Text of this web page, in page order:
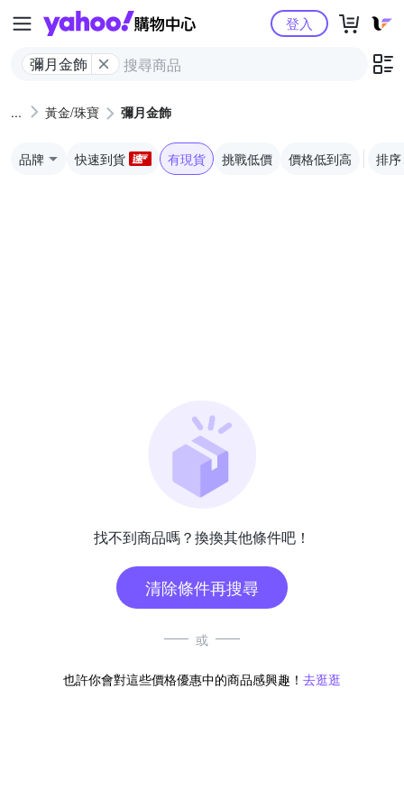
Yahoo購物中心
彌月金飾
登入
黃金/珠寶 彌月金飾
品牌 快速到貨 有現貨 挑戰低價 價格低到高 排序
找不到商品嗎？換換其他條件吧！
清除條件再搜尋
或
也許你會對這些價格優惠中的商品感興趣！ 去逛逛